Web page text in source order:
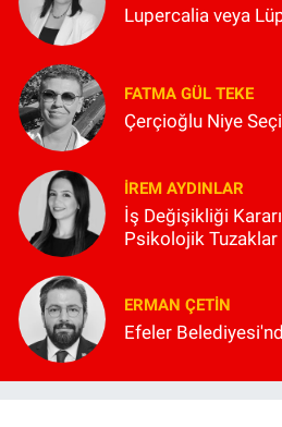
Lupercalia veya
FATMA GÜL TEKE
Çerçioğlu Niye
İREM AYDINLAR
İş Değişikliği
Psikolojik Tuzaklar
ERMAN ÇETIN
Efeler